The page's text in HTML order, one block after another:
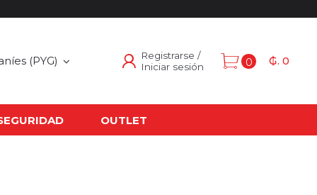
(PYG)
Registrarse /
Iniciar sesión
0 ₲. 0
OUTLET